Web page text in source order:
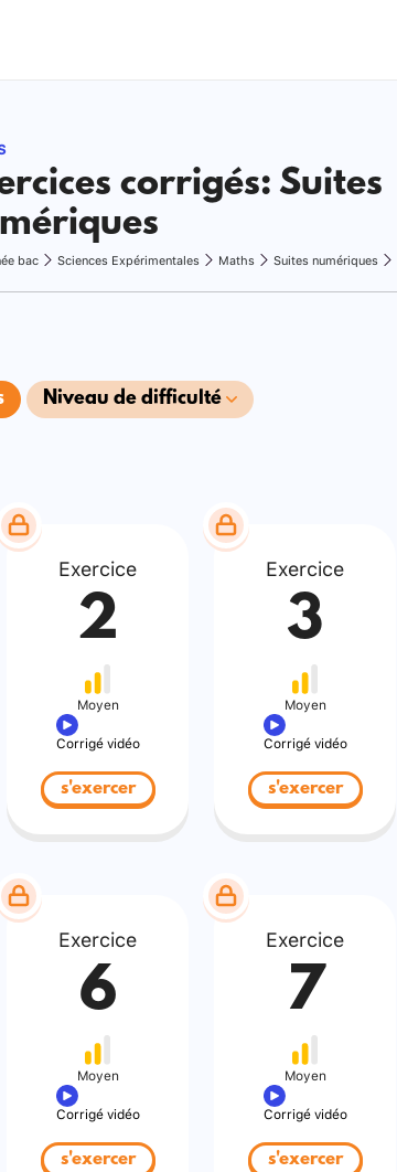
corrigés: Suites
bac Sciences Expérimentales Maths Suites numériques
Niveau de difficulté
Exercice
2
Moyen
Corrigé vidéo
s'exercer
Exercice
3
Moyen
Corrigé vidéo
s'exercer
Exercice
6
Moyen
Corrigé vidéo
s'exercer
Exercice
7
Moyen
Corrigé vidéo
s'exercer